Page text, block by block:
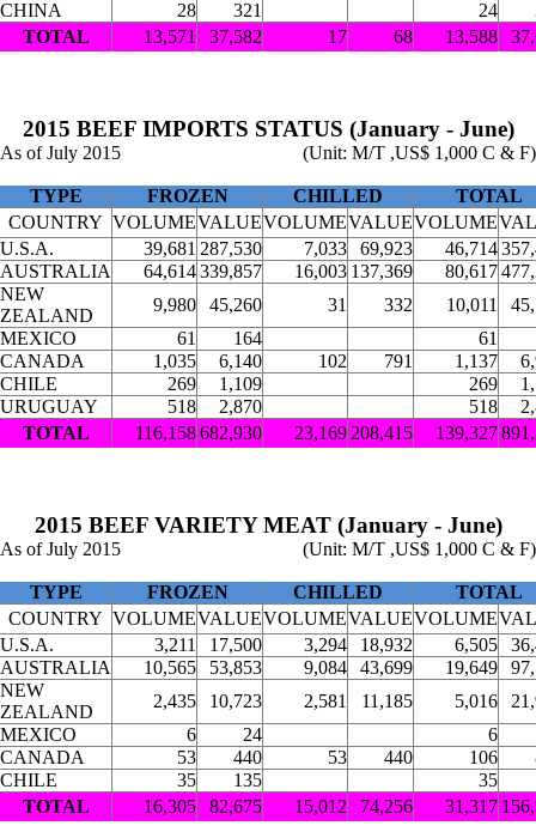
CHINA 28 321 24
TOTAL
13,571 37,582 17 68 13,588
2015 BEEF IMPORTS STATUS (January - June)
As of July 2015 (Unit: M/T ,US$ 1,000 C & F)
TYPE FROZEN CHILLED
TOTAL
COUNTRY VOLUMEVALUEVOLUMEVALUEVOLUME
U.S.A.
39,681 287,530 7,033 69,923 46,714
AUSTRALIA
64,614339,857 16,003 137,369 80,617
NEW
ZEALAND
9,980 45,260 31 332 10,011
MEXICO
61 164 61
CANADA
1,035 6,140 102 791 1,137
CHILE
269 1,109 269
URUGUAY
518 2,870 518
TOTAL
116,158682,930 23,169 208,415 139,327
2015 BEEF VARIETY MEAT (January - June)
As of July 2015 (Unit: M/T ,US$ 1,000 C & F)
TYPE FROZEN CHILLED
TOTAL
COUNTRY VOLUMEVALUEVOLUMEVALUEVOLUME
U.S.A.
3,211 17,500 3,294 18,932 6,505
AUSTRALIA
10,565 53,853 9,084 43,699 19,649
NEW
ZEALAND
2,435 10,723 2,581 11,185 5,016
MEXICO
6 24
6
CANADA
53 440 53 440 106
CHILE
35 135 35
TOTAL
16,305 82,675 15,012 74,256 31,317